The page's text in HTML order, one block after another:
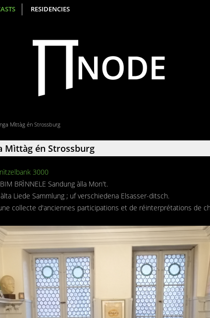
RESIDENCIES
Mìttàg én Strossburg
Mìttàg én Strossburg
3000
BRÌNNELE Sandung àlla Mon't.
Liede Sammlung ; uf verschiedena Elsasser-ditsch.
collecte d'anciennes participations et de réinterprétations de